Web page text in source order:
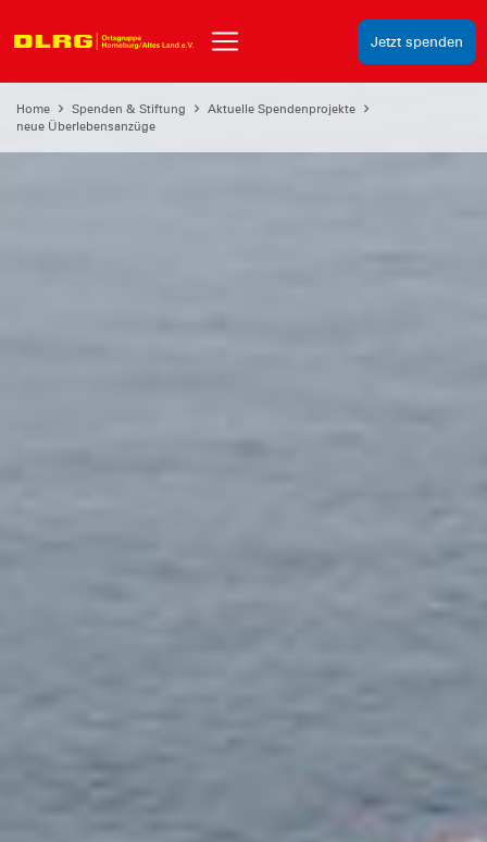
Jetzt spenden
Home Spenden & Stiftung
Aktuelle Spendenprojekte
neue Überlebensanzüge